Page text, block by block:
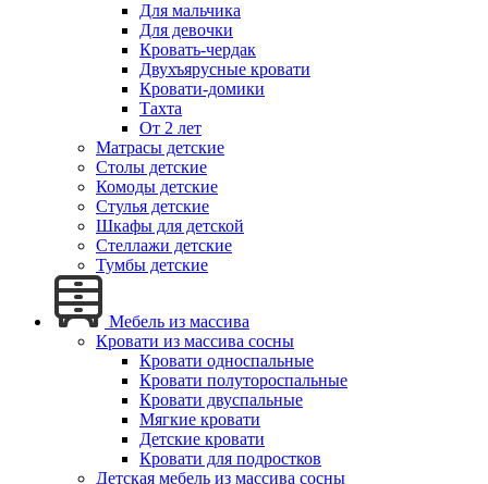
Для мальчика
Для девочки
Кровать-чердак
Двухъярусные кровати
Кровати-домики
Тахта
От 2 лет
Матрасы детские
Столы детские
Комоды детские
Стулья детские
Шкафы для детской
Стеллажи детские
Тумбы детские
Мебель из массива
Кровати из массива сосны
Кровати односпальные
Кровати полутороспальные
Кровати двуспальные
Мягкие кровати
Детские кровати
Кровати для подростков
Детская мебель из массива сосны